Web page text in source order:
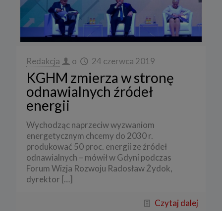
Redakcja o 24 czerwca 2019
KGHM zmierza w stronę
odnawialnych źródeł
energii
Wychodząc naprzeciw wyzwaniom
energetycznym chcemy do 2030 r.
produkować 50 proc. energii ze źródeł
odnawialnych – mówił w Gdyni podczas
Forum Wizja Rozwoju Radosław Żydok,
dyrektor […]
Czytaj dalej